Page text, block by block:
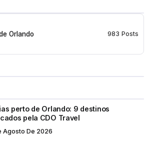
Orlando 983 Posts
perto de Orlando: 9 destinos
pela CDO Travel
Agosto De 2026